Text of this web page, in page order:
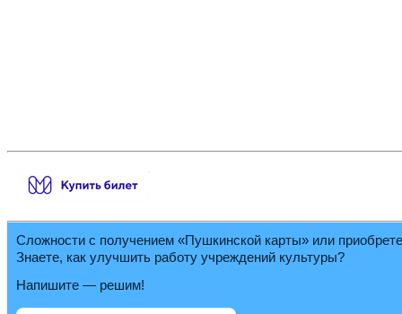
Сложности с получением «Пушкинской карты» или
Знаете, как улучшить работу учреждений культуры?
Напишите — решим!